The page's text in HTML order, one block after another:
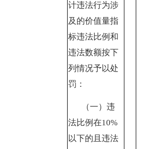
计违法行为涉
及的价值量指
标违法比例和
违法数额按下
列情况予以处
罚：
（一）违
法比例在10%
以下的且违法